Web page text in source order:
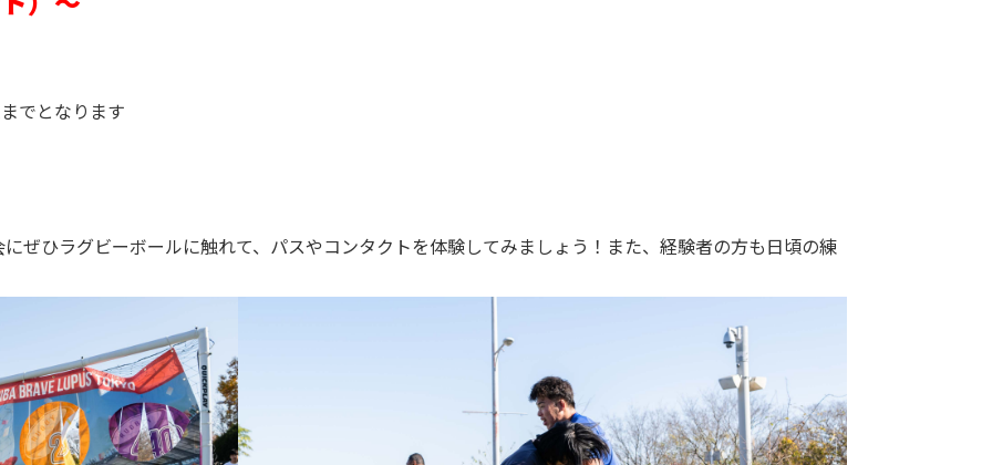
でとなります
ぜひラグビーボールに触れて、パスやコンタクトを体験してみましょう！また、経験者の方も日頃の練